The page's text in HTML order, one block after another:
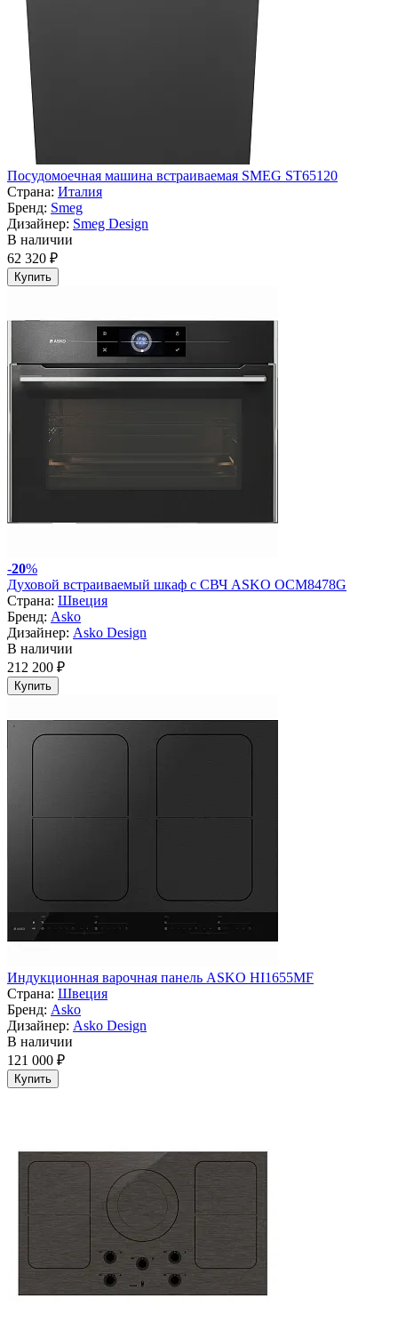
Посудомоечная машина встраиваемая SMEG ST65120
Страна: Италия
Бренд: Smeg
Дизайнер: Smeg Design
В наличии
62 320 ₽
Купить
-20%
Духовой встраиваемый шкаф с СВЧ ASKO OCM8478G
Страна: Швеция
Бренд: Asko
Дизайнер: Asko Design
В наличии
212 200 ₽
Купить
Индукционная варочная панель ASKO HI1655MF
Страна: Швеция
Бренд: Asko
Дизайнер: Asko Design
В наличии
121 000 ₽
Купить